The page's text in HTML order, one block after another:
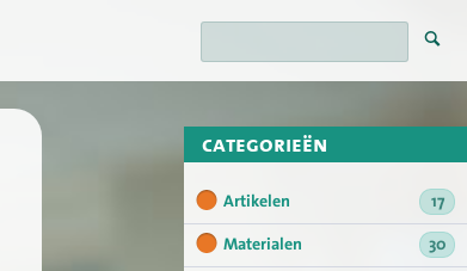
categorieën
Artikelen
17
Materialen
30